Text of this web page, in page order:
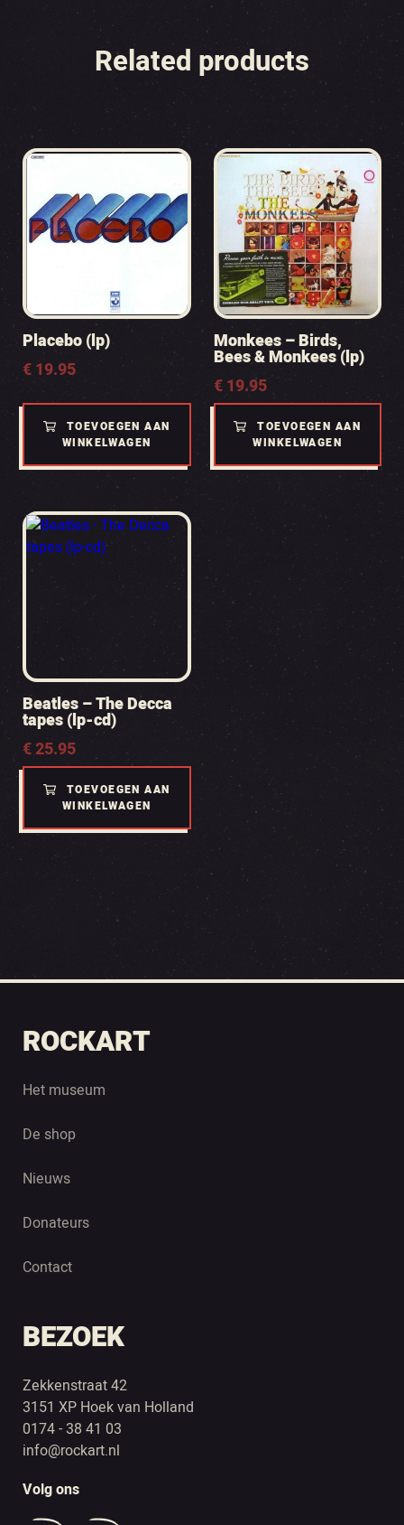
Related products
Placebo (lp)
€19.95
TOEVOEGEN AAN
WINKELWAGEN
Monkees – Birds,
Bees & Monkees (lp)
€19.95
TOEVOEGEN AAN
WINKELWAGEN
Beatles – The Decca
tapes (lp-cd)
€25.95
TOEVOEGEN AAN
WINKELWAGEN
ROCKART
Het museum
De shop
Nieuws
Donateurs
Contact
BEZOEK
Zekkenstraat 42
3151 XP Hoek van Holland
0174 - 38 41 03
info@rockart.nl
Volg ons